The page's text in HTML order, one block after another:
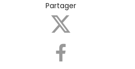
Partager